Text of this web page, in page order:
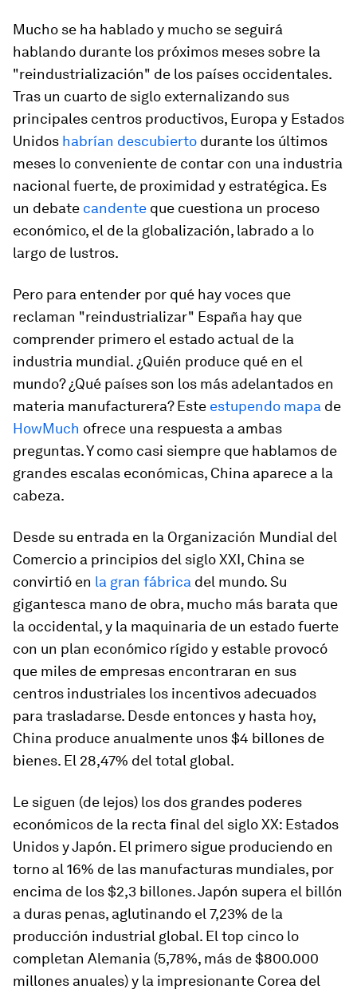
Mucho se ha hablado y mucho se seguirá
hablando durante los próximos meses sobre la
"reindustrialización" de los países occidentales.
Tras un cuarto de siglo externalizando sus
principales centros productivos, Europa y Estados
Unidos habrían descubierto durante los últimos
meses lo conveniente de contar con una industria
nacional fuerte, de proximidad y estratégica. Es
un debate candente que cuestiona un proceso
económico, el de la globalización, labrado a lo
largo de lustros.
Pero para entender por qué hay voces que
reclaman "reindustrializar" España hay que
comprender primero el estado actual de la
industria mundial. ¿Quién produce qué en el
mundo? ¿Qué países son los más adelantados en
materia manufacturera? Este estupendo mapa de
HowMuch ofrece una respuesta a ambas
preguntas. Y como casi siempre que hablamos de
grandes escalas económicas, China aparece a la
cabeza.
Desde su entrada en la Organización Mundial del
Comercio a principios del siglo XXI, China se
convirtió en la gran fábrica del mundo. Su
gigantesca mano de obra, mucho más barata que
la occidental, y la maquinaria de un estado fuerte
con un plan económico rígido y estable provocó
que miles de empresas encontraran en sus
centros industriales los incentivos adecuados
para trasladarse. Desde entonces y hasta hoy,
China produce anualmente unos $4 billones de
bienes. El 28,47% del total global.
Le siguen (de lejos) los dos grandes poderes
económicos de la recta final del siglo XX: Estados
Unidos y Japón. El primero sigue produciendo en
torno al 16% de las manufacturas mundiales, por
encima de los $2,3 billones. Japón supera el billón
a duras penas, aglutinando el 7,23% de la
producción industrial global. El top cinco lo
completan Alemania (5,78%, más de $800.000
millones anuales) y la impresionante Corea del